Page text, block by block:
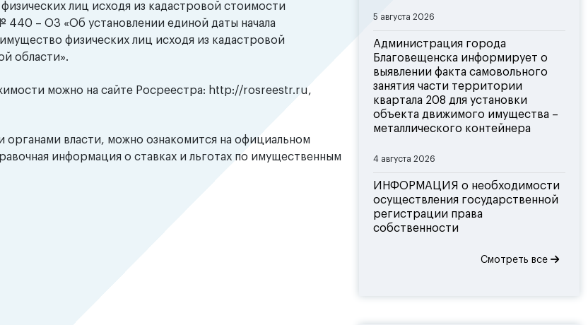
лиц исходя из кадастровой стоимости
440 – ОЗ «Об установлении единой даты начала
физических лиц исходя из кадастровой
области».
можно на сайте Росреестра: http://rosreestr.ru,
власти, можно ознакомится на официальном
информация о ставках и льготах по имущественным
5 августа 2026
Администрация города
Благовещенска информирует о
выявлении факта самовольного
занятия части территории
квартала 208 для установки
объекта движимого имущества –
металлического контейнера
4 августа 2026
ИНФОРМАЦИЯ о необходимости
осуществления государственной
регистрации права
собственности
Смотреть все